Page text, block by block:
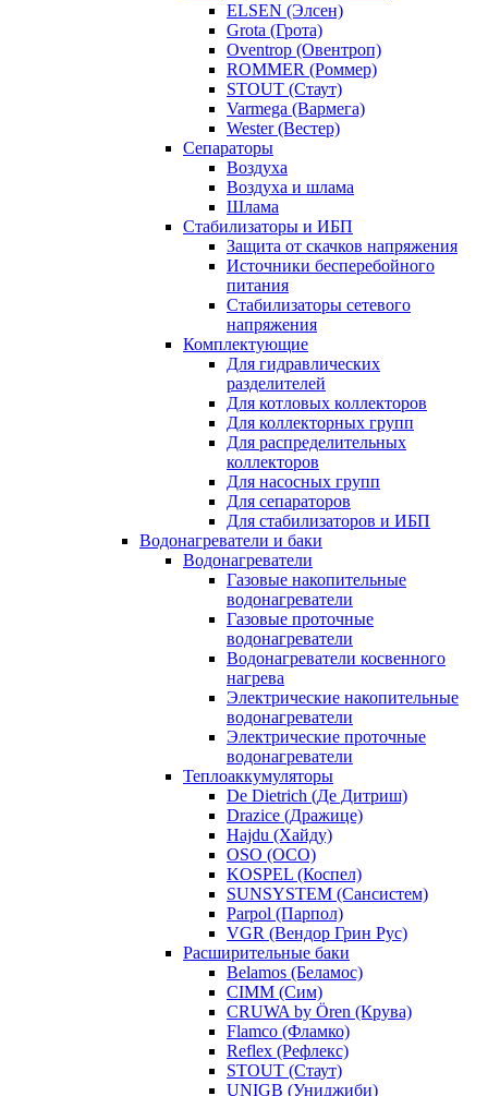
ELSEN (Элсен)
Grota (Грота)
Oventrop (Овентроп)
ROMMER (Роммер)
STOUT (Стаут)
Varmega (Вармега)
Wester (Вестер)
Сепараторы
Воздуха
Воздуха и шлама
Шлама
Стабилизаторы и ИБП
Защита от скачков напряжения
Источники бесперебойного
питания
Стабилизаторы сетевого
напряжения
Комплектующие
Для гидравлических
разделителей
Для котловых коллекторов
Для коллекторных групп
Для распределительных
коллекторов
Для насосных групп
Для сепараторов
Для стабилизаторов и ИБП
Водонагреватели и баки
Водонагреватели
Газовые накопительные
водонагреватели
Газовые проточные
водонагреватели
Водонагреватели косвенного
нагрева
Электрические накопительные
водонагреватели
Электрические проточные
водонагреватели
Теплоаккумуляторы
De Dietrich (Де Дитриш)
Drazice (Дражице)
Hajdu (Хайду)
OSO (ОСО)
KOSPEL (Коспел)
SUNSYSTEM (Сансистем)
Parpol (Парпол)
VGR (Вендор Грин Рус)
Расширительные баки
Belamos (Беламос)
CIMM (Сим)
CRUWA by Ören (Крува)
Flamco (Фламко)
Reflex (Рефлекс)
STOUT (Стаут)
UNIGB (Униджиби)